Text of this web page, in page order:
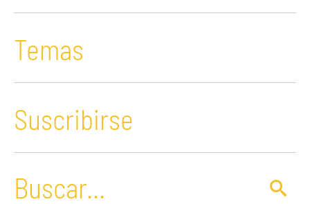
Temas
Suscribirse